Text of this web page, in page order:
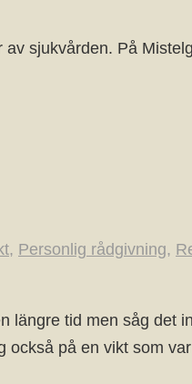
sjukvården. På
, Personlig rådgivning,
tid men såg det
också på en vikt som